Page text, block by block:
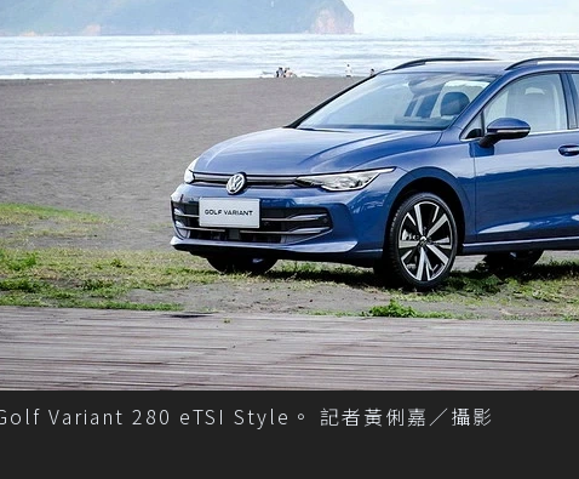
Variant 280 eTSI Style。 記者黃俐嘉／攝影